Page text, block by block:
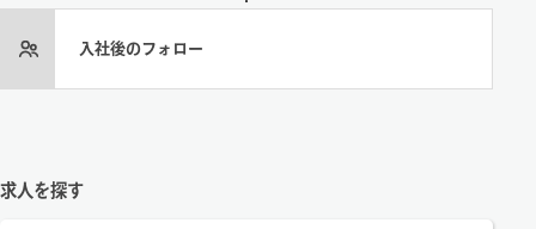
入社後のフォロー
求人を探す